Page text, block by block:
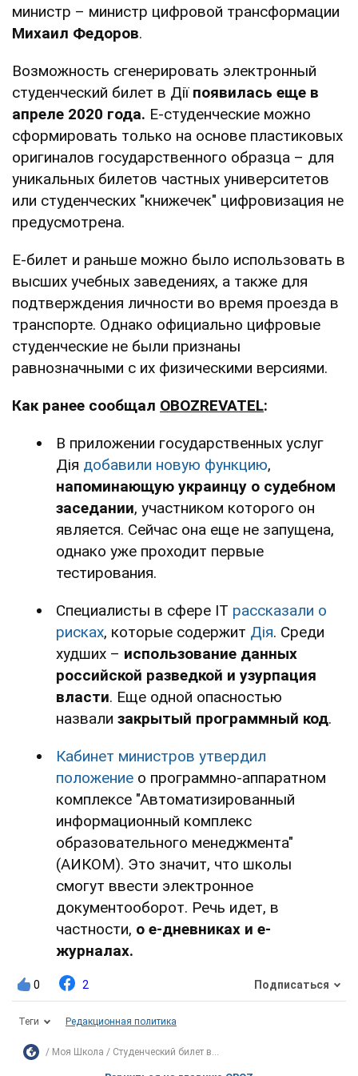
министр – министр цифровой трансформации
Михаил Федоров.
Возможность сгенерировать электронный
студенческий билет в Дії появилась еще в
апреле 2020 года. Е-студенческие можно
сформировать только на основе пластиковых
оригиналов государственного образца – для
уникальных билетов частных университетов
или студенческих "книжечек" цифровизация не
предусмотрена.
Е-билет и раньше можно было использовать в
высших учебных заведениях, а также для
подтверждения личности во время проезда в
транспорте. Однако официально цифровые
студенческие не были признаны
равнозначными с их физическими версиями.
Как ранее сообщал OBOZREVATEL:
В приложении государственных услуг
Дія добавили новую функцию,
напоминающую украинцу о судебном
заседании, участником которого он
является. Сейчас она еще не запущена,
однако уже проходит первые
тестирования.
Специалисты в сфере IT рассказали о
рисках, которые содержит Дія. Среди
худших – использование данных
российской разведкой и узурпация
власти. Еще одной опасностью
назвали закрытый программный код.
Кабинет министров утвердил
положение о программно-аппаратном
комплексе "Автоматизированный
информационный комплекс
образовательного менеджмента"
(АИКОМ). Это значит, что школы
смогут ввести электронное
документооборот. Речь идет, в
частности, о е-дневниках и е-
журналах.
0 2 Подписаться
Теги Редакционная политика
Моя Школа Студенческий билет в...